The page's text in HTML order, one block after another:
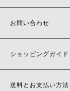
お問い合わせ
ショッピングガイド
送料とお支払い方法